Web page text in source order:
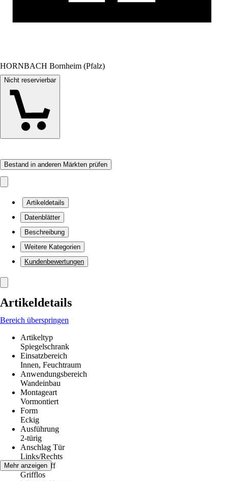
HORNBACH Bornheim (Pfalz)
Nicht reservierbar
Bestand in anderen Märkten prüfen
Artikeldetails
Datenblätter
Beschreibung
Weitere Kategorien
Kundenbewertungen
Artikeldetails
Bereich überspringen
Artikeltyp
Spiegelschrank
Einsatzbereich
Innen, Feuchtraum
Anwendungsbereich
Wandeinbau
Montageart
Vormontiert
Form
Eckig
Ausführung
2-türig
Anschlag Tür
Links/Rechts
Form Griff
Grifflos
Mehr anzeigen